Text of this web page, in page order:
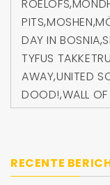
ROELOFS,
PITS,MOSHEN,
DAY IN BOSNIA,
TYFUS
AWAY,UNITED
DOOD!,WALL
RECENTE